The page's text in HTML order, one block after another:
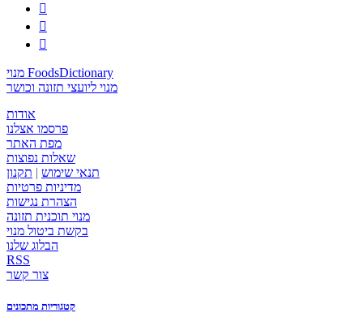



מנוי FoodsDictionary
מנוי ליועצי תזונה וכושר
אודות
פרסמו אצלנו
מפת האתר
שאלות נפוצות
תנאי שימוש | תקנון
מדיניות פרטיות
הצהרת נגישות
מנוי תוכנית תזונה
בקשת ביטול מנוי
הבלוג שלנו
RSS
צור קשר
קטגוריות מתכונים